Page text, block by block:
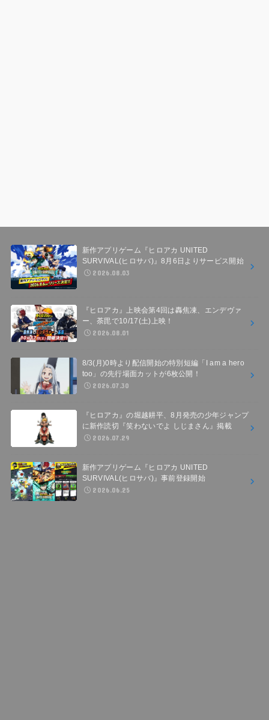
新作アプリゲーム『ヒロアカ UNITED
SURVIVAL(ヒロサバ)』8月6日よりサービス開始
2026.08.03
『ヒロアカ』上映会第4回は轟焦凍、エンデヴァ
ー、荼毘で10/17(土)上映！
2026.08.01
8/3(月)0時より配信開始の特別短編「I am a hero
too」の先行場面カットが6枚公開！
2026.07.30
『ヒロアカ』の堀越耕平、8月発売の少年ジャンプ
に新作読切『笑わないでよ しじまさん』掲載
2026.07.29
新作アプリゲーム『ヒロアカ UNITED
SURVIVAL(ヒロサバ)』事前登録開始
2026.06.25